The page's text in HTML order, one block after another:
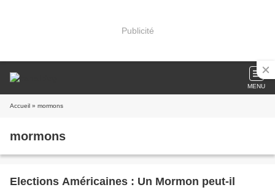
Publicité
MENU
Accueil » mormons
mormons
Elections Américaines : Un Mormon peut-il